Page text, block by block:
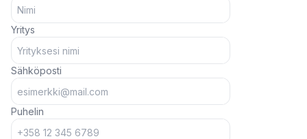
Yritys
Sähköposti
Puhelin